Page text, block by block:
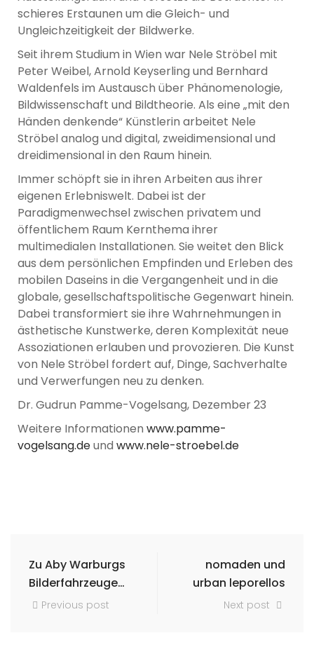
schieres Erstaunen um die Gleich- und
Ungleichzeitigkeit der Bildwerke.
Seit ihrem Studium in Wien war Nele Ströbel mit
Peter Weibel, Arnold Keyserling und Bernhard
Waldenfels im Austausch über Phänomenologie,
Bildwissenschaft und Bildtheorie. Als eine „mit den
Händen denkende“ Künstlerin arbeitet Nele
Ströbel analog und digital, zweidimensional und
dreidimensional in den Raum hinein.
Immer schöpft sie in ihren Arbeiten aus ihrer
eigenen Erlebniswelt. Dabei ist der
Paradigmenwechsel zwischen privatem und
öffentlichem Raum Kernthema ihrer
multimedialen Installationen. Sie weitet den Blick
aus dem persönlichen Empfinden und Erleben des
mobilen Daseins in die Vergangenheit und in die
globale, gesellschaftspolitische Gegenwart hinein.
Dabei transformiert sie ihre Wahrnehmungen in
ästhetische Kunstwerke, deren Komplexität neue
Assoziationen erlauben und provozieren. Die Kunst
von Nele Ströbel fordert auf, Dinge, Sachverhalte
und Verwerfungen neu zu denken.
Dr. Gudrun Pamme-Vogelsang, Dezember 23
Weitere Informationen www.pamme-
vogelsang.deund www.nele-stroebel.de
Zu Aby Warburgs
Bilderfahrzeugen
2023
Previous post
nomaden und
urban leporellos
Next post